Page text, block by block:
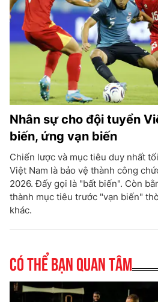
Nhân sự cho đội tuyển
biến, ứng vạn biến
Chiến lược và mục tiêu duy nhất
Việt Nam là bảo vệ thành công
2026. Đấy gọi là "bất biến". Còn
thành mục tiêu trước "vạn biến"
khác.
Có thể bạn quan tâm